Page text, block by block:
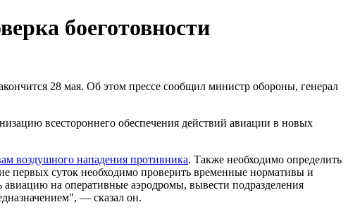
боеготовности
28 мая. Об этом прессе сообщил министр обороны, генерал
всестороннего обеспечения действий авиации в новых
воздушного нападения противника. Также необходимо определить
первых суток необходимо проверить временные нормативы и
на оперативные аэродромы, вывести подразделения
— сказал он.